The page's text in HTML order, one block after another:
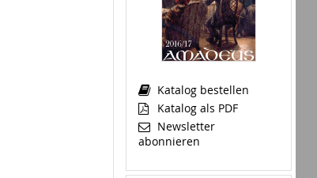
Katalog bestellen
Katalog als PDF
Newsletter
abonnieren